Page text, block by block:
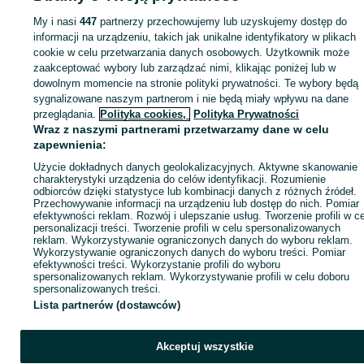
Strona główna Rolnictwo Części do maszyn rolniczych
Części do maszyn
rolniczych - Kujawsko-pomorskie
Części do maszyn rolniczych - Czernikowo
KATEGORIA
Zadzwoń / SMS Wyślij wiadomość
My i nasi447 partnerzy przechowujemy lub uzyskujemy dostęp do
informacji na urządzeniu, takich jak unikalne identyfikatory w plikach
cookie w celu przetwarzania danych osobowych. Użytkownik może
zaakceptować wybory lub zarządzać nimi, klikając poniżej lub w
dowolnym momencie na stronie polityki prywatności. Te wybory będą
sygnalizowane naszym partnerom i nie będą miały wpływu na dane
przeglądania. Polityka cookies, Polityka Prywatności
Wraz z naszymi partnerami przetwarzamy dane w celu
zapewnienia:
Użycie dokładnych danych geolokalizacyjnych. Aktywne skanowanie
charakterystyki urządzenia do celów identyfikacji. Rozumienie
odbiorców dzięki statystyce lub kombinacji danych z różnych źródeł.
Przechowywanie informacji na urządzeniu lub dostęp do nich. Pomiar
efektywności reklam. Rozwój i ulepszanie usług. Tworzenie profili w
personalizacji treści. Tworzenie profili w celu spersonalizowanych
reklam. Wykorzystywanie ograniczonych danych do wyboru reklam.
Wykorzystywanie ograniczonych danych do wyboru treści. Pomiar
efektywności treści. Wykorzystanie profili do wyboru
spersonalizowanych reklam. Wykorzystywanie profili w celu doboru
spersonalizowanych treści.
Lista partnerów (dostawców)
Akceptuj wszystkie